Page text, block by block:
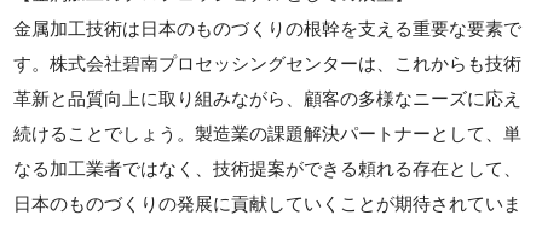
金属加工技術は日本のものづくりの根幹を支える重要な要素で
す。株式会社碧南プロセッシングセンターは、これからも技術
革新と品質向上に取り組みながら、顧客の多様なニーズに応え
続けることでしょう。製造業の課題解決パートナーとして、単
なる加工業者ではなく、技術提案ができる頼れる存在として、
日本のものづくりの発展に貢献していくことが期待されていま